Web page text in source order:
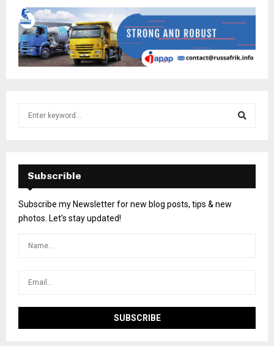
Subscrible
Subscribe my Newsletter for new blog posts, tips & new
photos. Let's stay updated!